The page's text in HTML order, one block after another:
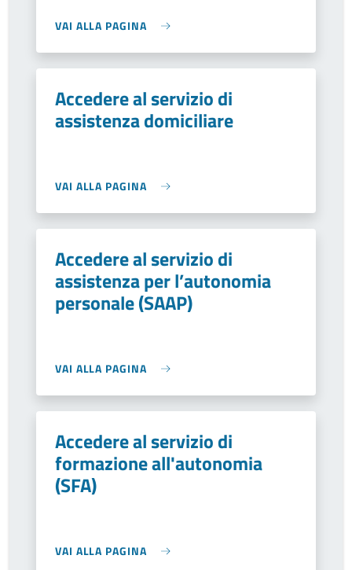
VAI ALLA PAGINA
Accedere al servizio di
assistenza domiciliare
VAI ALLA PAGINA
Accedere al servizio di
assistenza per l’autonomia
personale (SAAP)
VAI ALLA PAGINA
Accedere al servizio di
formazione all'autonomia
(SFA)
VAI ALLA PAGINA